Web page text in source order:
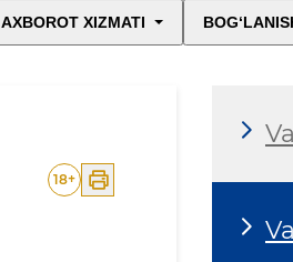
AXBOROT XIZMATI
18+